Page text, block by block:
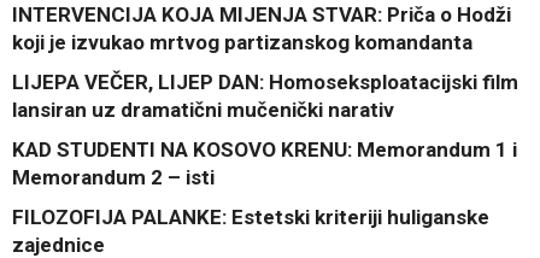
INTERVENCIJA KOJA MIJENJA STVAR: Priča o Hodži
koji je izvukao mrtvog partizanskog komandanta
LIJEPA VEČER, LIJEP DAN: Homoseksploatacijski film
lansiran uz dramatični mučenički narativ
KAD STUDENTI NA KOSOVO KRENU: Memorandum 1 i
Memorandum 2 – isti
FILOZOFIJA PALANKE: Estetski kriteriji huliganske
zajednice